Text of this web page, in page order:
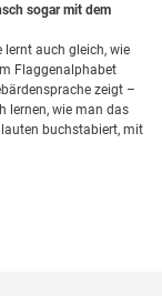
sogar mit dem
auch gleich, wie
Flaggenalphabet
zeigt –
lernen, wie man das
buchstabiert, mit